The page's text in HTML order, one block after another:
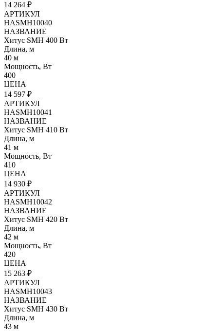
14 264 ₽
АРТИКУЛ
HASMH10040
НАЗВАНИЕ
Хитус SMH 400 Вт
Длина, м
40 м
Мощность, Вт
400
ЦЕНА
14 597 ₽
АРТИКУЛ
HASMH10041
НАЗВАНИЕ
Хитус SMH 410 Вт
Длина, м
41 м
Мощность, Вт
410
ЦЕНА
14 930 ₽
АРТИКУЛ
HASMH10042
НАЗВАНИЕ
Хитус SMH 420 Вт
Длина, м
42 м
Мощность, Вт
420
ЦЕНА
15 263 ₽
АРТИКУЛ
HASMH10043
НАЗВАНИЕ
Хитус SMH 430 Вт
Длина, м
43 м